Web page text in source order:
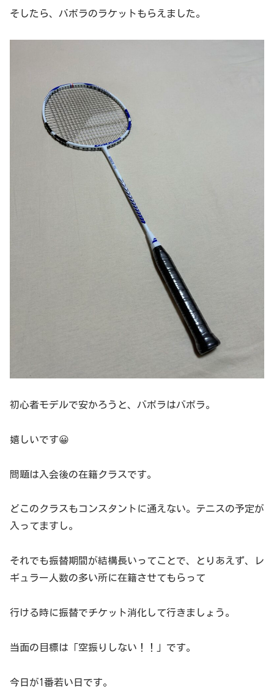
そしたら、バボラのラケットもらえました。
初心者モデルで安かろうと、バボラはバボラ。
嬉しいです😀
問題は入会後の在籍クラスです。
どこのクラスもコンスタントに通えない。テニスの予定が
入ってますし。
それでも振替期間が結構長いってことで、とりあえず、レ
ギュラー人数の多い所に在籍させてもらって
行ける時に振替でチケット消化して行きましょう。
当面の目標は「空振りしない！！」です。
今日が1番若い日です。